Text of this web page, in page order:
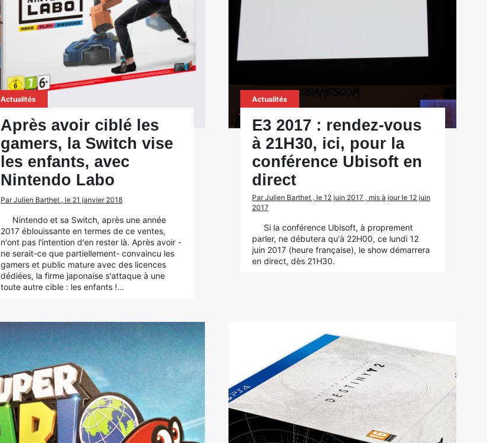
Actualités
Après avoir ciblé les
gamers, la Switch vise
les enfants, avec
Nintendo Labo
Par Julien Barthet , le 21 janvier 2018
Nintendo et sa Switch, après une année
2017 éblouissante en termes de ce ventes,
n'ont pas l'intention d'en rester là. Après avoir -
ne serait-ce que partiellement- convaincu les
gamers et public mature avec des licences
dédiées, la firme japonaise s'attaque à une
toute autre cible : les enfants !…
Actualités
E3 2017 : rendez-vous
à 21H30, ici, pour la
conférence Ubisoft en
direct
Par Julien Barthet , le 12 juin 2017 , mis à jour le 12 juin
2017
Si la conférence Ubisoft, à proprement
parler, ne débutera qu'à 22H00, ce lundi 12
juin 2017 (heure française), le show démarrera
en direct, dès 21H30.